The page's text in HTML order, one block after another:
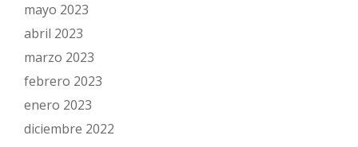
mayo 2023
abril 2023
marzo 2023
febrero 2023
enero 2023
diciembre 2022